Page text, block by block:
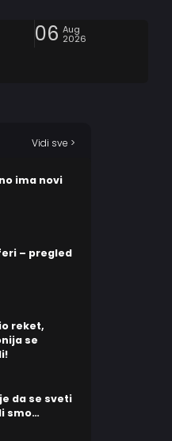
06 Aug
2026
Vidi sve >
ima novi
– pregled
reket,
se
da se sveti
smo…